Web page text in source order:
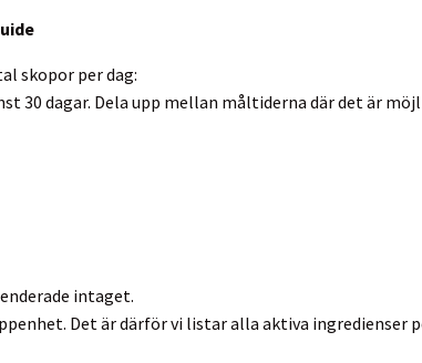
skopor per dag:
30 dagar. Dela upp mellan måltiderna där det är
intaget.
Det är därför vi listar alla aktiva ingredienser